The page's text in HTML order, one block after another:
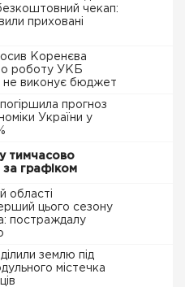
чекап:
приховані
Коренєва
роботу УКБ
не виконує бюджет
прогноз
України у
тимчасово
за графіком
області
цього сезону
постраждалу
землю під
містечка